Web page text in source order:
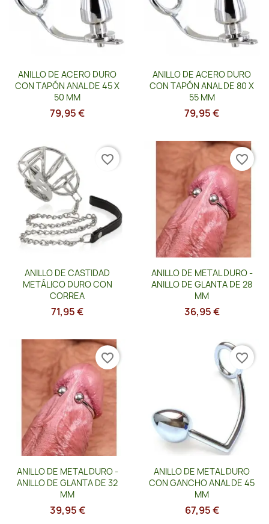
Vista rápida
ANILLO DE ACERO DURO
CON TAPÓN ANAL DE 45 X
50 MM
79,95 €
Vista rápida
ANILLO DE ACERO DURO
CON TAPÓN ANAL DE 80 X
55 MM
79,95 €
Vista rápida
ANILLO DE CASTIDAD
METÁLICO DURO CON
CORREA
71,95 €
favorite_border
Vista rápida
ANILLO DE METAL DURO -
ANILLO DE GLANTA DE 28
MM
36,95 €
favorite_border
Vista rápida
ANILLO DE METAL DURO -
ANILLO DE GLANTA DE 32
MM
39,95 €
favorite_border
Vista rápida
ANILLO DE METAL DURO
CON GANCHO ANAL DE 45
MM
67,95 €
favorite_border